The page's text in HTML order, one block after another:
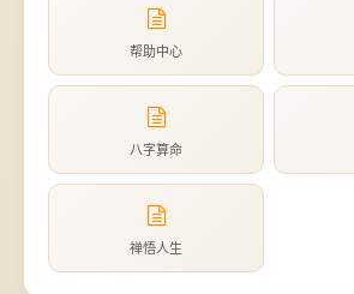
帮助中心
八字算命
禅悟人生